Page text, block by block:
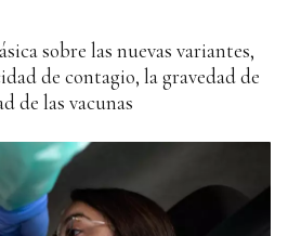
sobre las nuevas variantes,
de contagio, la gravedad de
de las vacunas